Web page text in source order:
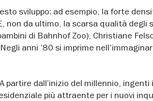
sviluppo: ad esempio, la forte
non da ultimo, la scarsa qualità degli
di Bahnhof Zoo), Christiane
anni '80 si imprime
partire dall’inizio del millennio,
più attraente per i nuovi